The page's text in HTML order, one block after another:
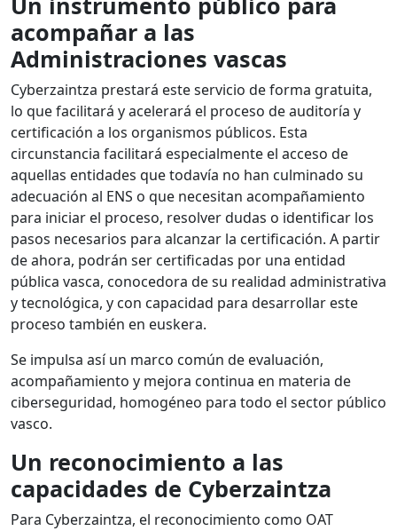
acompañar a las
Administraciones vascas
Cyberzaintza prestará este servicio de forma gratuita,
lo que facilitará y acelerará el proceso de auditoría y
certificación a los organismos públicos. Esta
circunstancia facilitará especialmente el acceso de
aquellas entidades que todavía no han culminado su
adecuación al ENS o que necesitan acompañamiento
para iniciar el proceso, resolver dudas o identificar los
pasos necesarios para alcanzar la certificación. A partir
de ahora, podrán ser certificadas por una entidad
pública vasca, conocedora de su realidad administrativa
y tecnológica, y con capacidad para desarrollar este
proceso también en euskera.
Se impulsa así un marco común de evaluación,
acompañamiento y mejora continua en materia de
ciberseguridad, homogéneo para todo el sector público
vasco.
Un reconocimiento a las
capacidades de Cyberzaintza
Para Cyberzaintza, el reconocimiento como OAT